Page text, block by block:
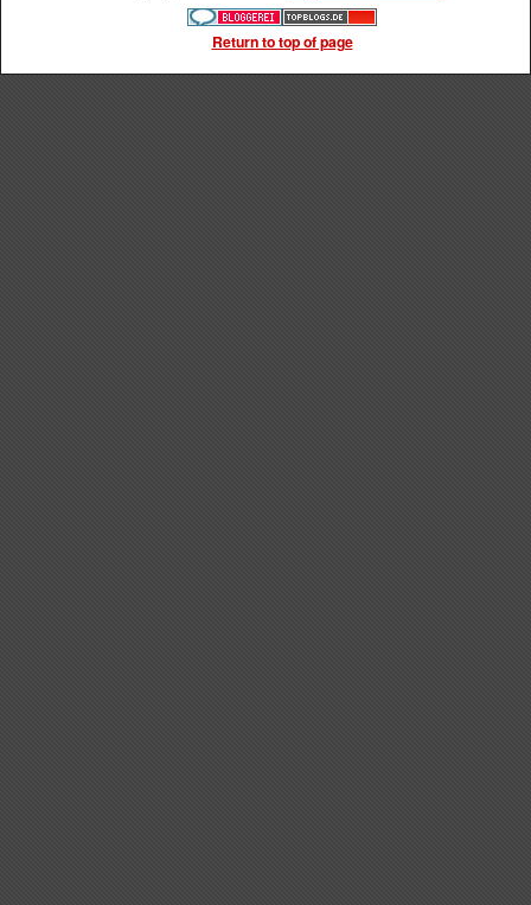
Return to top of page